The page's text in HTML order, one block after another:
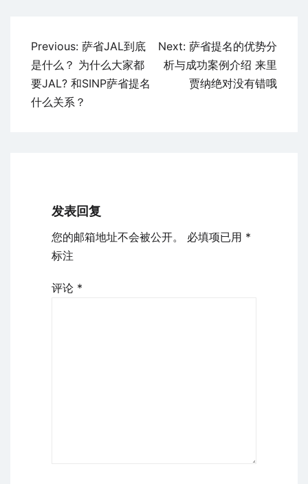
文
章
导
航
Previous: 萨省JAL到底
是什么？ 为什么大家都
要JAL? 和SINP萨省提名
什么关系？
Next: 萨省提名的优势分
析与成功案例介绍 来里
贾纳绝对没有错哦
发表回复
您的邮箱地址不会被公开。 必填项已用 *
标注
评论 *